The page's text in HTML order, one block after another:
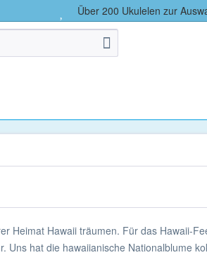
Über 200 Ukulelen zur
Heimat Hawaii träumen. Für das Hawaii-
Uns hat die hawaiianische Nationalblume